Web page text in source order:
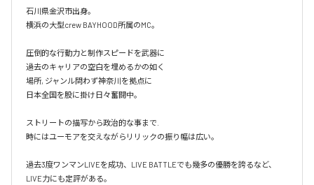
石川県金沢市出身。
横浜の大型crew BAYHOOD所属のMC。
圧倒的な行動力と制作スピードを武器に
過去のキャリアの空白を埋めるかの如く
場所, ジャンル問わず神奈川を拠点に
日本全国を股に掛け日々奮闘中。
ストリートの描写から政治的な事まで.
時にはユーモアを交えながらリリックの振り幅は広い。
過去3度ワンマンLIVEを成功、LIVE BATTLEでも幾多の優勝を誇るなど、
LIVE力にも定評がある。